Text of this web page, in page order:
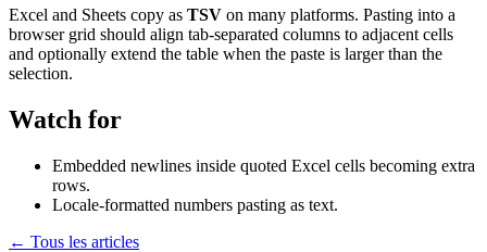
Excel and Sheets copy as TSV on many platforms. Pasting into a
browser grid should align tab-separated columns to adjacent cells
and optionally extend the table when the paste is larger than the
selection.
Watch for
Embedded newlines inside quoted Excel cells becoming extra
rows.
Locale-formatted numbers pasting as text.
← Tous les articles